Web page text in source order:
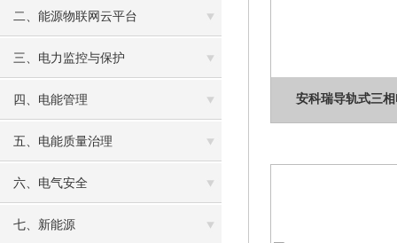
二、能源物联网云平台
三、电力监控与保护
四、电能管理
五、电能质量治理
六、电气安全
七、新能源
安科瑞导轨式三